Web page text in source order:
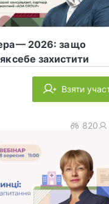
— 2026: за що
себе захистити
Взяти
820